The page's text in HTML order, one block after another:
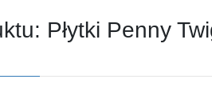
Płytki Penny